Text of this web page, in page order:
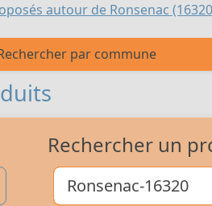
autour de Ronsenac
par commune
Rechercher un